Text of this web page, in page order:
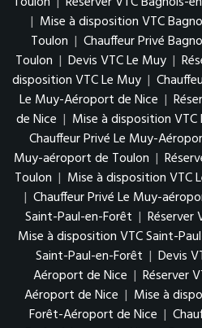
| Mise à disposition VTC
Toulon | Chauffeur Privé
Toulon | Devis VTC Le Muy |
disposition VTC Le Muy |
Le Muy-Aéroport de Nice |
de Nice | Mise à disposition
Chauffeur Privé Le Muy-
Muy-aéroport de Toulon |
Toulon | Mise à disposition VTC
| Chauffeur Privé Le Muy-
Saint-Paul-en-Forêt | Réserver
Mise à disposition VTC Saint-
Saint-Paul-en-Forêt | Devis
Aéroport de Nice | Réserver
Aéroport de Nice | Mise à
Forêt-Aéroport de Nice |